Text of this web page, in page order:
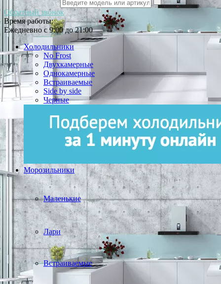
Обратный звонок
Время работы:
Ежедневно с 9:00 до 21:00
Холодильники
No Frost
Двухкамерные
Однокамерные
Встраиваемые
Side by side
Черные
Морозильники
Маленькие
Лари
Встраиваемые